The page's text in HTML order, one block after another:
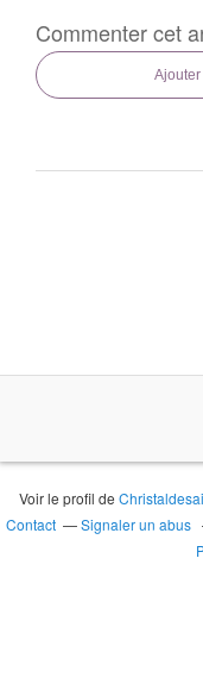
Commenter cet
Voir le profil de
Contact
Signaler un abus